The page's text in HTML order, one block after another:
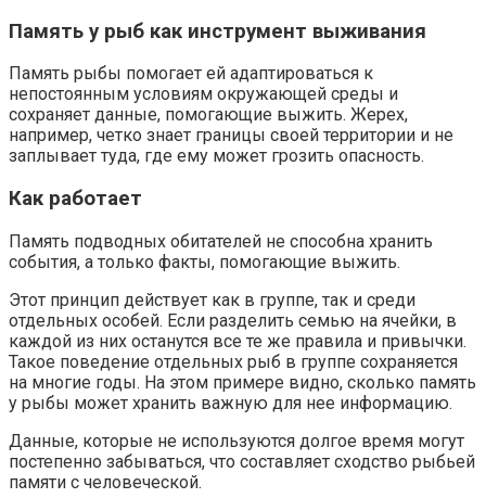
Память у рыб как инструмент выживания
Память рыбы помогает ей адаптироваться к
непостоянным условиям окружающей среды и
сохраняет данные, помогающие выжить. Жерех,
например, четко знает границы своей территории и не
заплывает туда, где ему может грозить опасность.
Как работает
Память подводных обитателей не способна хранить
события, а только факты, помогающие выжить.
Этот принцип действует как в группе, так и среди
отдельных особей. Если разделить семью на ячейки, в
каждой из них останутся все те же правила и привычки.
Такое поведение отдельных рыб в группе сохраняется
на многие годы. На этом примере видно, сколько память
у рыбы может хранить важную для нее информацию.
Данные, которые не используются долгое время могут
постепенно забываться, что составляет сходство рыбьей
памяти с человеческой.